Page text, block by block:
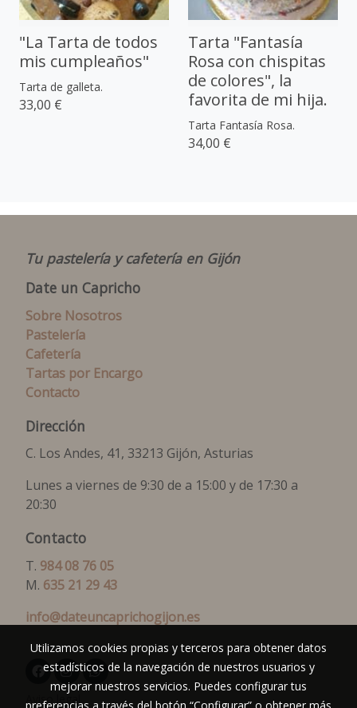
"La Tarta de todos
mis cumpleaños"
Tarta de galleta.
33,00 €
Tarta "Fantasía
Rosa con chispitas
de colores", la
favorita de mi hija.
Tarta Fantasía Rosa.
34,00 €
Tu pastelería y cafetería en Gijón
Date un Capricho
Sobre Nosotros
Pastelería
Cafetería
Tartas por Encargo
Contacto
Dirección
C. Los Andes, 41, 33213 Gijón, Asturias
Lunes a viernes de 9:30 de a 15:00 y de 17:30 a
20:30
Contacto
T. 984 08 76 05
M. 635 21 29 43
info@dateuncaprichogijon.es
Aviso legal
Utilizamos cookies propias y terceros para obtener datos
estadísticos de la navegación de nuestros usuarios y
mejorar nuestros servicios. Puedes configurar tus